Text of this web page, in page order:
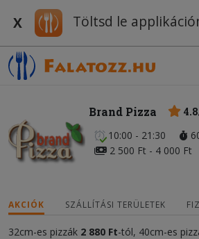
X Töltsd le
Brand Pizza
10:00 - 21:30
2 500 Ft - 4 000 Ft
AKCIÓK SZÁLLÍTÁSI TERÜLETEK
32cm-es pizzák 2 880 Ft-tól, 40cm-es